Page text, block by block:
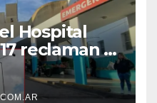
Hospital
reclaman el
becarios y